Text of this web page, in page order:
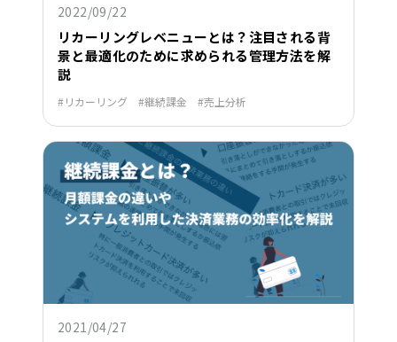
2022/09/22
リカーリングレベニューとは？注目される背
景と最適化のために求められる管理方法を解
説
リカーリング 継続課金 売上分析
2021/04/27